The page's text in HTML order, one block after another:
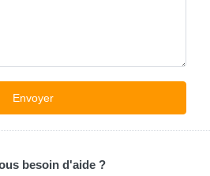
besoin d'aide ?